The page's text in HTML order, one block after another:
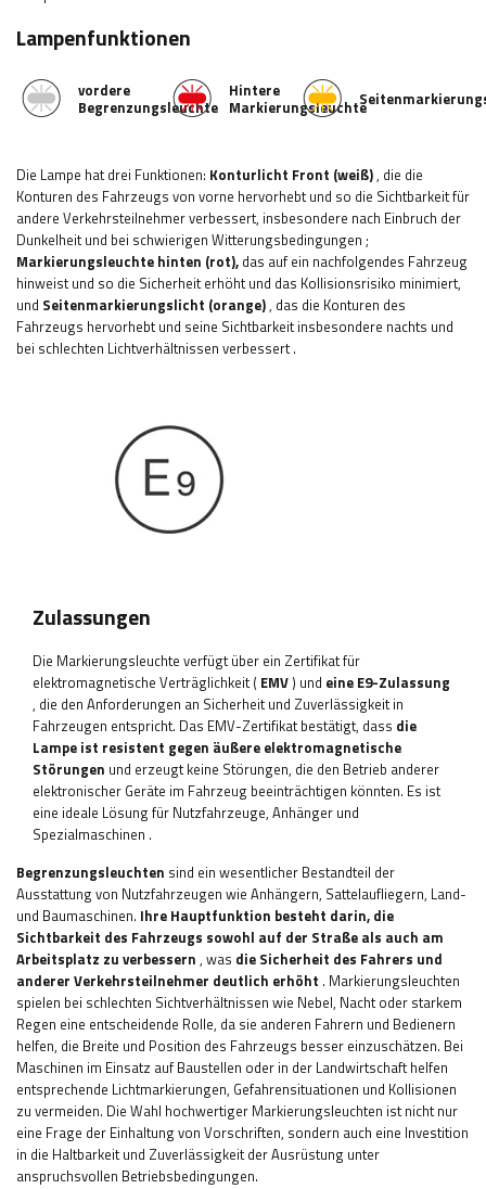
Lampenfunktionen
vordere
Begrenzungsleuchte
Hintere
Markierungsleuchte
Die Lampe hat drei Funktionen: Konturlicht Front (weiß), die die
Konturen des Fahrzeugs von vorne hervorhebt und so die Sichtbarkeit für
andere Verkehrsteilnehmer verbessert, insbesondere nach Einbruch der
Dunkelheit und bei schwierigen Witterungsbedingungen ;
Markierungsleuchte hinten (rot), das auf ein nachfolgendes Fahrzeug
hinweist und so die Sicherheit erhöht und das Kollisionsrisiko minimiert,
und Seitenmarkierungslicht (orange), das die Konturen des
Fahrzeugs hervorhebt und seine Sichtbarkeit insbesondere nachts und
bei schlechten Lichtverhältnissen verbessert.
Zulassungen
Die Markierungsleuchte verfügt über ein Zertifikat für
elektromagnetische Verträglichkeit ( EMV ) und eine E9-Zulassung
, die den Anforderungen an Sicherheit und Zuverlässigkeit in
Fahrzeugen entspricht. Das EMV-Zertifikat bestätigt, dass die
Lampe ist resistent gegen äußere elektromagnetische
Störungen und erzeugt keine Störungen, die den Betrieb anderer
elektronischer Geräte im Fahrzeug beeinträchtigen könnten. Es ist
eine ideale Lösung für Nutzfahrzeuge, Anhänger und
Spezialmaschinen .
Begrenzungsleuchten sind ein wesentlicher Bestandteil der
Ausstattung von Nutzfahrzeugen wie Anhängern, Sattelaufliegern, Land-
und Baumaschinen. Ihre Hauptfunktion besteht darin, die
Sichtbarkeit des Fahrzeugs sowohl auf der Straße als auch am
Arbeitsplatz zu verbessern , was die Sicherheit des Fahrers und
anderer Verkehrsteilnehmer deutlich erhöht . Markierungsleuchten
spielen bei schlechten Sichtverhältnissen wie Nebel, Nacht oder starkem
Regen eine entscheidende Rolle, da sie anderen Fahrern und Bedienern
helfen, die Breite und Position des Fahrzeugs besser einzuschätzen. Bei
Maschinen im Einsatz auf Baustellen oder in der Landwirtschaft helfen
entsprechende Lichtmarkierungen, Gefahrensituationen und Kollisionen
zu vermeiden. Die Wahl hochwertiger Markierungsleuchten ist nicht nur
eine Frage der Einhaltung von Vorschriften, sondern auch eine Investition
in die Haltbarkeit und Zuverlässigkeit der Ausrüstung unter
anspruchsvollen Betriebsbedingungen.